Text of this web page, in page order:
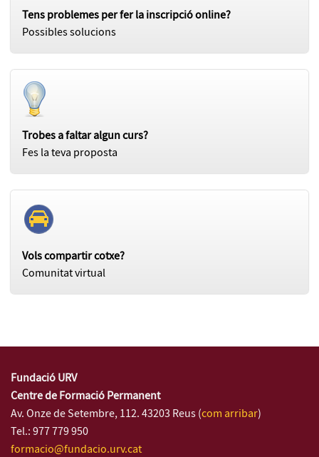
Tens problemes per fer la inscripció online?
Possibles solucions
Trobes a faltar algun curs?
Fes la teva proposta
Vols compartir cotxe?
Comunitat virtual
Fundació URV
Centre de Formació Permanent
Av. Onze de Setembre, 112. 43203 Reus (com arribar)
Tel.: 977 779 950
formacio@fundacio.urv.cat